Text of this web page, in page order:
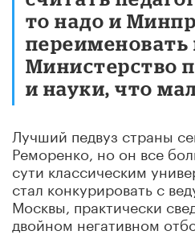
то надо и
переименовать
Министерство
и науки, что
Лучший педвуз страны
Реморенко, но он все
сути классическим
стал конкурировать с
Москвы, практически
двойном негативном